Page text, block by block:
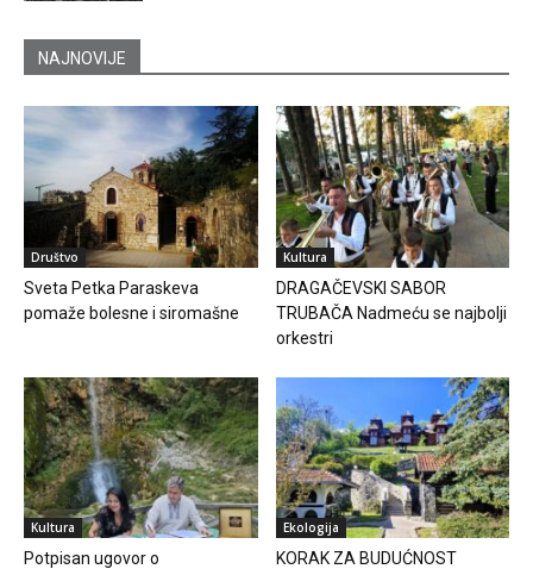
NAJNOVIJE
Društvo
Sveta Petka Paraskeva
pomaže bolesne i siromašne
Kultura
DRAGAČEVSKI SABOR
TRUBAČA Nadmeću se najbolji
orkestri
Kultura
Potpisan ugovor o
Ekologija
KORAK ZA BUDUĆNOST